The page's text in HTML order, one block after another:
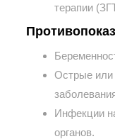
терапии
Острые или
Инфекции
органов.